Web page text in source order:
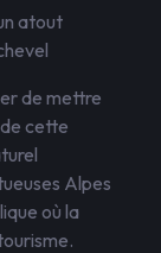
atout
de mettre
cette
Alpes
où la